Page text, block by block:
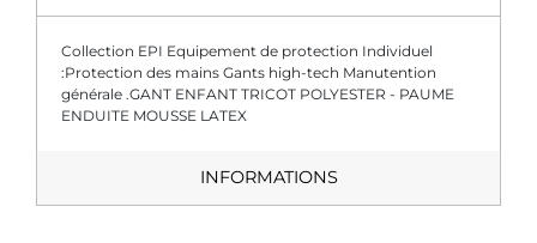
Collection EPI Equipement de protection Individuel
:Protection des mains Gants high-tech Manutention
générale .GANT ENFANT TRICOT POLYESTER - PAUME
ENDUITE MOUSSE LATEX
INFORMATIONS